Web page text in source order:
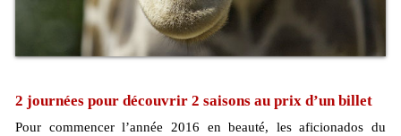
2 journées pour découvrir 2 saisons au prix d’un billet
Pour commencer l’année 2016 en beauté, les aficionados du